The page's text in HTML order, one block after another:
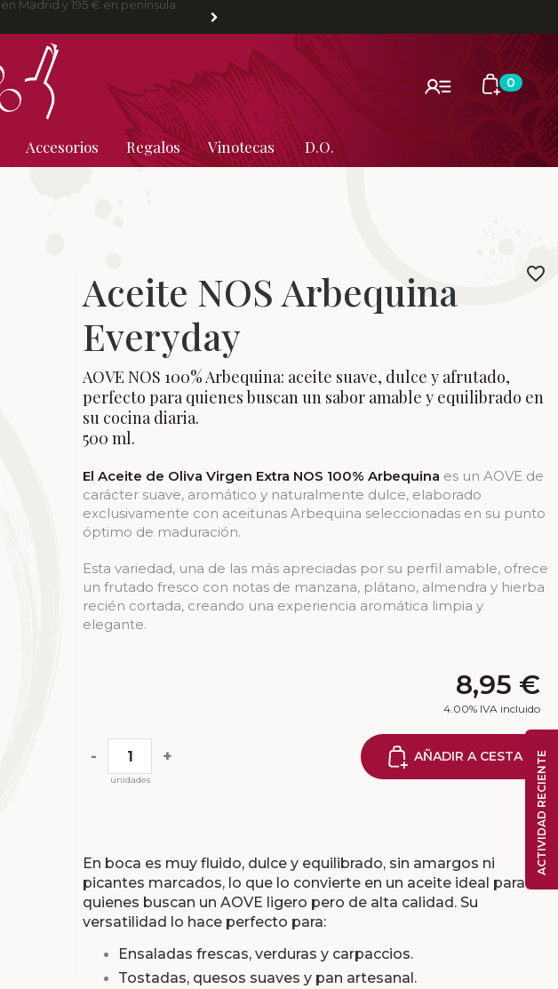
0
Accesorios Regalos Vinotecas D.O.
ACTIVIDAD RECIENTE
Aceite NOS Arbequina
Everyday
AOVE NOS 100% Arbequina: aceite suave, dulce y afrutado,
perfecto para quienes buscan un sabor amable y equilibrado en
su cocina diaria.
500 ml.
El Aceite de Oliva Virgen Extra NOS 100% Arbequina es un AOVE de
carácter suave, aromático y naturalmente dulce, elaborado
exclusivamente con aceitunas Arbequina seleccionadas en su punto
óptimo de maduración.
Esta variedad, una de las más apreciadas por su perfil amable, ofrece
un frutado fresco con notas de manzana, plátano, almendra y hierba
recién cortada, creando una experiencia aromática limpia y
elegante.
8,95 €
4.00% IVA incluido
-
unidades
+ AÑADIR A CESTA
En boca es muy fluido, dulce y equilibrado, sin amargos ni
picantes marcados, lo que lo convierte en un aceite ideal para
quienes buscan un AOVE ligero pero de alta calidad. Su
versatilidad lo hace perfecto para:
Ensaladas frescas, verduras y carpaccios.
Tostadas, quesos suaves y pan artesanal.